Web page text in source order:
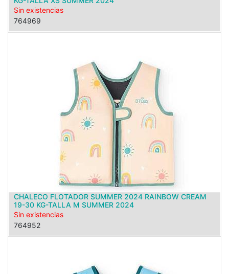
Sin existencias
764969
CHALECO FLOTADOR SUMMER 2024 RAINBOW CREAM
19-30 KG-TALLA M SUMMER 2024
Sin existencias
764952